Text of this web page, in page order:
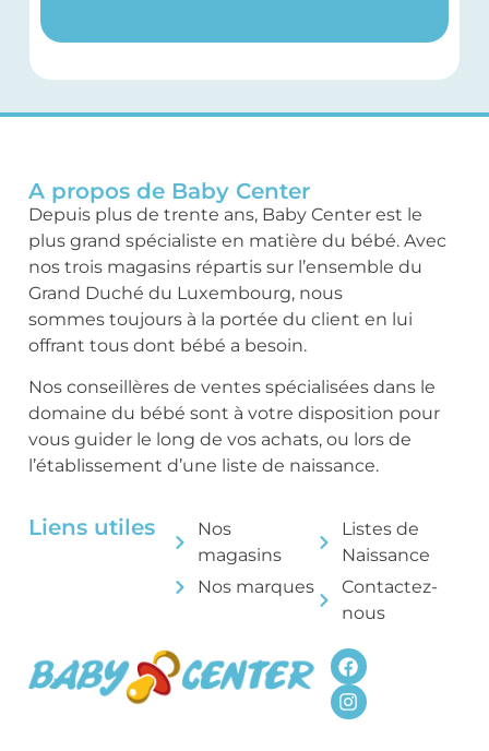
A propos de Baby Center
Depuis plus de trente ans, Baby Center est le
plus grand spécialiste en matière du bébé. Avec
nos trois magasins répartis sur l’ensemble du
Grand Duché du Luxembourg, nous
sommes toujours à la portée du client en lui
offrant tous dont bébé a besoin.
Nos conseillères de ventes spécialisées dans le
domaine du bébé sont à votre disposition pour
vous guider le long de vos achats, ou lors de
l’établissement d’une liste de naissance.
Liens utiles
Nos
magasins
Nos marques
Listes de
Naissance
Contactez-
nous